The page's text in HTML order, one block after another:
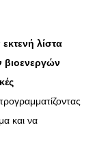
λίστα
βιοενεργών
και να